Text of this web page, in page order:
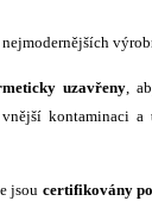
uzavřeny,
kontaminaci a
jsou certifikovány